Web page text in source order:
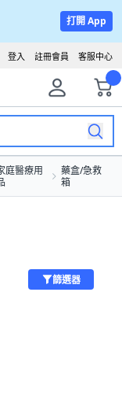
打開 App
客服中心
註冊會員
登入
庭醫療用
藥盒/急救
箱
篩選器